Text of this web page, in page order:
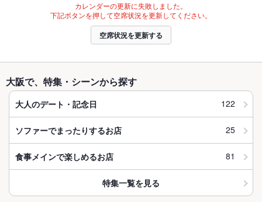
カレンダーの更新に失敗しました。
下記ボタンを押して空席状況を更新してください。
空席状況を更新する
大阪で、特集・シーンから探す
大人のデート・記念日 122
ソファーでまったりするお店 25
食事メインで楽しめるお店 81
特集一覧を見る